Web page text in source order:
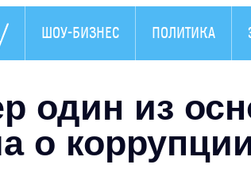
ШОУ-БИЗНЕС ПОЛИТИКА
один из
о